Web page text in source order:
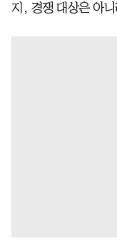
지, 경쟁 대상은 아